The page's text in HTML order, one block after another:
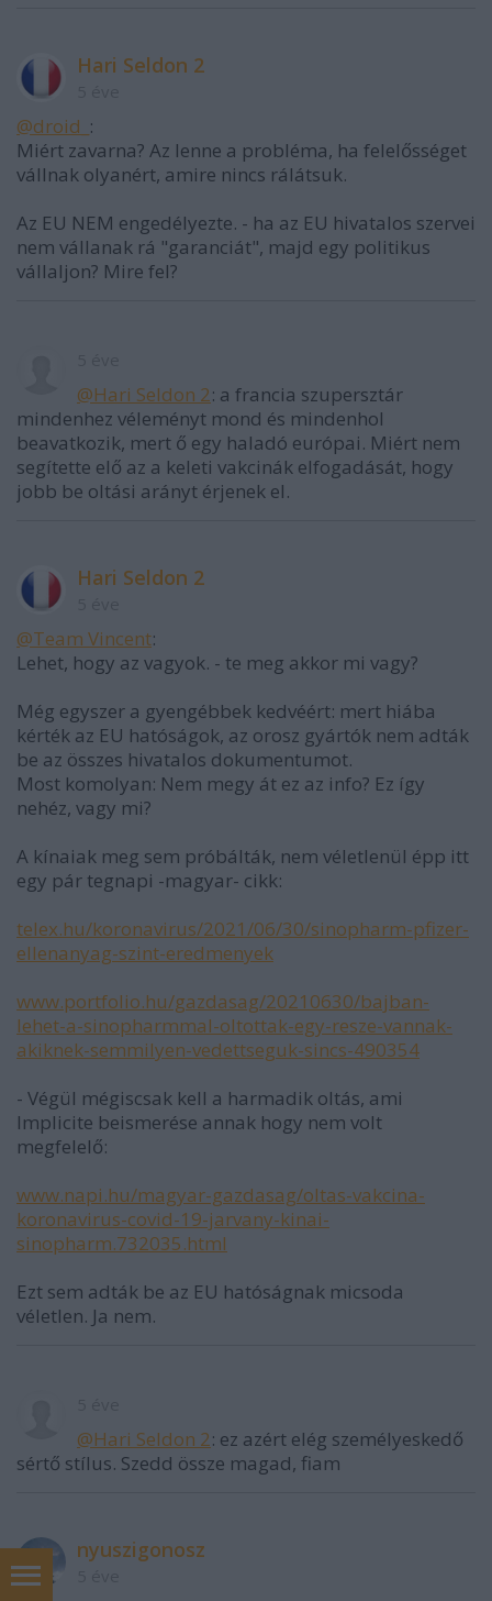
Hari Seldon 2
@droid_ :
Miért zavarna? Az lenne a probléma, ha felelősséget
vállnak olyanért, amire nincs rálátsuk.
Az EU NEM engedélyezte. - ha az EU hivatalos szervei
nem vállanak rá "garanciát", majd egy politikus
vállaljon? Mire fel?
@Hari Seldon 2: a francia szupersztár
mindenhez véleményt mond és mindenhol
beavatkozik, mert ő egy haladó európai. Miért nem
segítette elő az a keleti vakcinák elfogadását, hogy
jobb be oltási arányt érjenek el.
Hari Seldon 2
@Team Vincent:
Lehet, hogy az vagyok. - te meg akkor mi vagy?
Még egyszer a gyengébbek kedvéért: mert hiába
kérték az EU hatóságok, az orosz gyártók nem adták
be az összes hivatalos dokumentumot.
Most komolyan: Nem megy át ez az info? Ez így
nehéz, vagy mi?
A kínaiak meg sem próbálták, nem véletlenül épp itt
egy pár tegnapi -magyar- cikk:
telex.hu/koronavirus/2021/06/30/sinopharm-pfizer-
ellenanyag-szint-eredmenyek
www.portfolio.hu/gazdasag/20210630/bajban-
lehet-a-sinopharmmal-oltottak-egy-resze-vannak-
akiknek-semmilyen-vedettseguk-sincs-490354
- Végül mégiscsak kell a harmadik oltás, ami
Implicite beismerése annak hogy nem volt
megfelelő:
www.napi.hu/magyar-gazdasag/oltas-vakcina-
koronavirus-covid-19-jarvany-kinai-
sinopharm.732035.html
Ezt sem adták be az EU hatóságnak micsoda
véletlen. Ja nem.
@Hari Seldon 2: ez azért elég személyeskedő
sértő stílus. Szedd össze magad, fiam
nyuszigonosz